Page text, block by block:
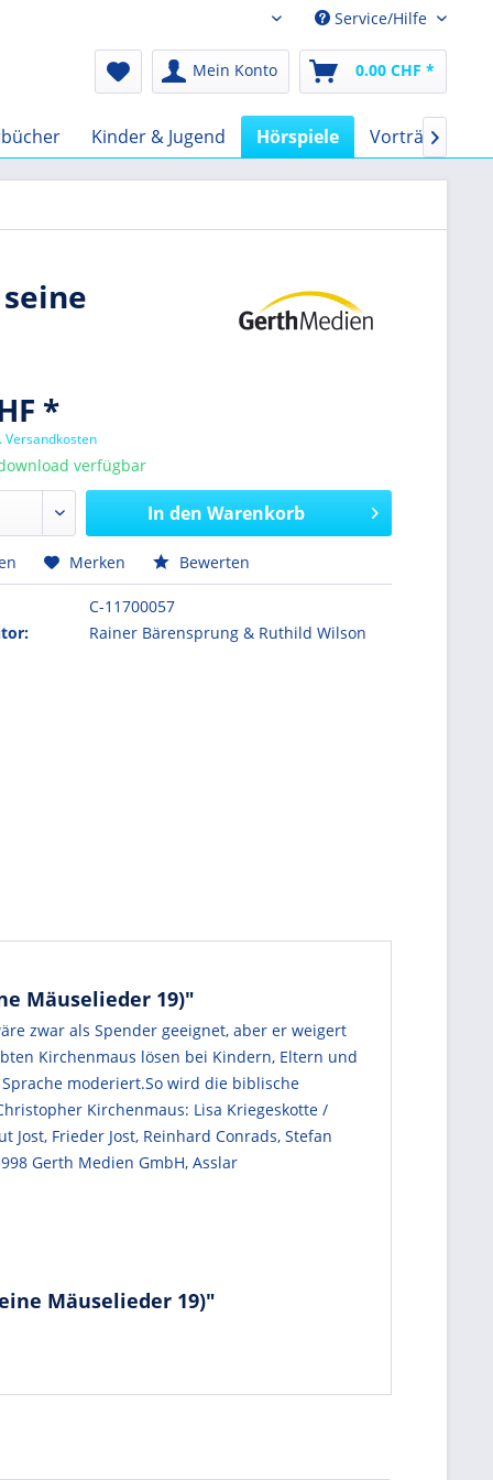
Audio-Book CHFService/Hilfe
Mein Konto 0.00 CHF *
Kinder & Jugend Hörspiele Vorträge

*
Versandkosten
verfügbar
In den Warenkorb
Merken Bewerten
C-11700057
Rainer Bärensprung & Ruthild Wilson
Mäuselieder 19)"
zwar als Spender geeignet, aber er weigert
Kirchenmaus lösen bei Kindern, Eltern und
moderiert.So wird die biblische
Kirchenmaus: Lisa Kriegeskotte /
Frieder Jost, Reinhard Conrads, Stefan
Gerth Medien GmbH, Asslar
Mäuselieder 19)"